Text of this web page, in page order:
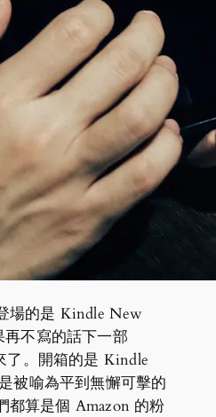
場的是 Kindle New
不寫的話下一部
了。開箱的是 Kindle
被喻為平到無懈可擊的
都算是個 Amazon 的粉